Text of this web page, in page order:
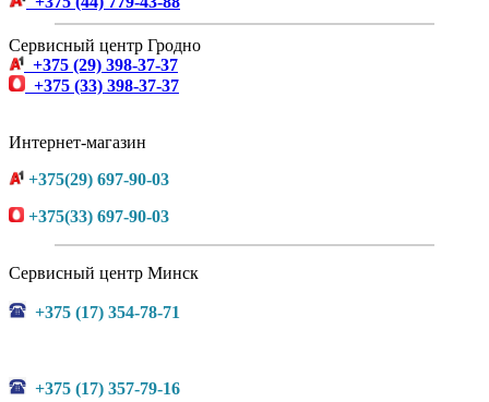
Сервисный центр Гродно
+375 (29) 398-37-37
+375 (33) 398-37-37
Интернет-магазин
+375(29) 697-90-03
+375(33) 697-90-03
Сервисный центр Минск
+375 (17) 354-78-71
+375 (17) 357-79-16